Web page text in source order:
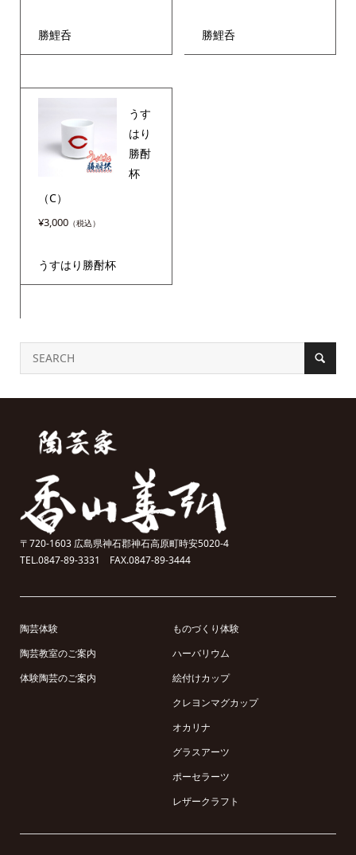
勝鯉呑 勝鯉呑
うす
はり
勝酎
杯
（C）
¥3,000
うすはり勝酎杯
〒720-1603 広島県神石郡神石高原町時安5020-4
TEL.0847-89-3331 FAX.0847-89-3444
陶芸体験
陶芸教室のご案内
体験陶芸のご案内
ものづくり体験
ハーバリウム
絵付けカップ
クレヨンマグカップ
オカリナ
グラスアーツ
ポーセラーツ
レザークラフト